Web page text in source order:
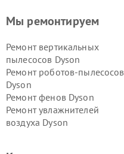
Мы ремонтируем
Ремонт вертикальных
пылесосов Dyson
Ремонт роботов-пылесосов
Dyson
Ремонт фенов Dyson
Ремонт увлажнителей
воздуха Dyson